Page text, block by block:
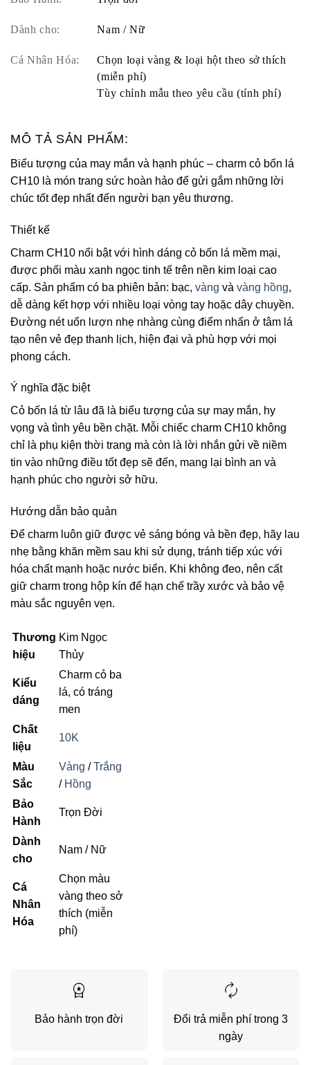
Dành cho: Nam / Nữ
Cá Nhân Hóa:
Chọn loại vàng & loại hột theo sở thích
(miễn phí)
Tùy chỉnh mẫu theo yêu cầu (tính phí)
MÔ TẢ SẢN PHẨM:
Biểu tượng của may mắn và hạnh phúc – charm cỏ bốn lá
CH10 là món trang sức hoàn hảo để gửi gắm những lời
chúc tốt đẹp nhất đến người bạn yêu thương.
Thiết kế
Charm CH10 nổi bật với hình dáng cỏ bốn lá mềm mại,
được phối màu xanh ngọc tinh tế trên nền kim loại cao
cấp. Sản phẩm có ba phiên bản: bạc, vàng và vàng hồng,
dễ dàng kết hợp với nhiều loại vòng tay hoặc dây chuyền.
Đường nét uốn lượn nhẹ nhàng cùng điểm nhấn ở tâm lá
tạo nên vẻ đẹp thanh lịch, hiện đại và phù hợp với mọi
phong cách.
Ý nghĩa đặc biệt
Cỏ bốn lá từ lâu đã là biểu tượng của sự may mắn, hy
vọng và tình yêu bền chặt. Mỗi chiếc charm CH10 không
chỉ là phụ kiện thời trang mà còn là lời nhắn gửi về niềm
tin vào những điều tốt đẹp sẽ đến, mang lại bình an và
hạnh phúc cho người sở hữu.
Hướng dẫn bảo quản
Để charm luôn giữ được vẻ sáng bóng và bền đẹp, hãy lau
nhẹ bằng khăn mềm sau khi sử dụng, tránh tiếp xúc với
hóa chất mạnh hoặc nước biển. Khi không đeo, nên cất
giữ charm trong hộp kín để hạn chế trầy xước và bảo vệ
màu sắc nguyên vẹn.
Thương
hiệu
Kim Ngọc
Thủy
Kiểu
dáng
Charm cỏ ba
lá, có tráng
men
Chất
liệu
10K
Màu
Sắc
Vàng /Trắng
/ Hồng
Bảo
Hành
Trọn Đời
Dành
cho
Nam / Nữ
Cá
Nhân
Hóa
Chọn màu
vàng theo sở
thích (miễn
phí)
Bảo hành trọn đời
Đổi trả miễn phí trong 3
ngày